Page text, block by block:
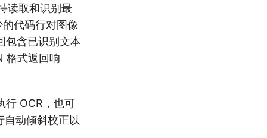
读取和识别最
代码行对图像
包含已识别文本
格式返回响
行 OCR，也可
自动倾斜校正以